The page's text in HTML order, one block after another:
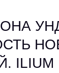
ILIUM